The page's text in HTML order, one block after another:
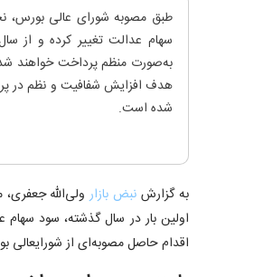
طبق مصوبه شورای عالی بورس،
به‌صورت منظم پرداخت خواهند
هدف افزایش شفافیت و نظم در
شده است.
به گزارشنبض بازار ولی‌الله جعفری،
اولین بار در سال گذشته، سود
اقدام حاصل مصوبه‌ای از شورایعالی